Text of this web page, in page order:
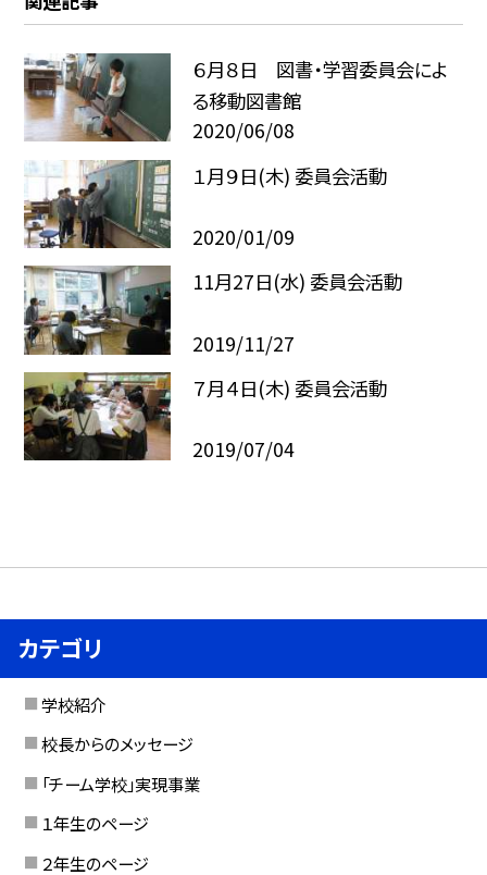
６月８日 図書・学習委員会によ
る移動図書館
2020/06/08
１月９日(木) 委員会活動
2020/01/09
11月27日(水) 委員会活動
2019/11/27
７月４日(木) 委員会活動
2019/07/04
カテゴリ
学校紹介
校長からのメッセージ
「チーム学校」実現事業
１年生のページ
２年生のページ